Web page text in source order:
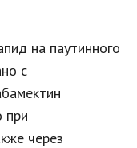
на паутинного
с
при
через